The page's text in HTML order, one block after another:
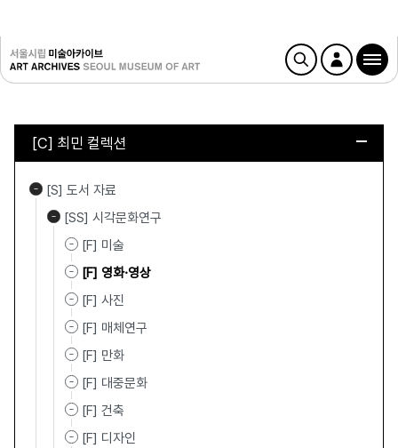
[C] 최민 컬렉션
[S] 도서 자료
[SS] 시각문화연구
[F] 미술
[F] 영화·영상
[F] 사진
[F] 매체연구
[F] 만화
[F] 대중문화
[F] 건축
[F] 디자인